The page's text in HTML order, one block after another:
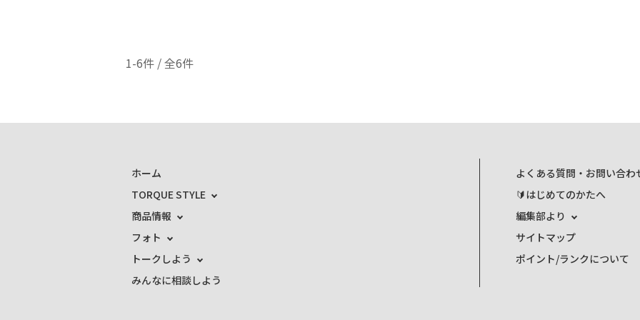
1-6件 / 全6件
ホーム
TORQUE STYLE
商品情報
フォト
トークしよう
みんなに相談しよう
よくある質問・お問い合わ
🔰はじめてのかたへ
編集部より
サイトマップ
ポイント/ランクについて